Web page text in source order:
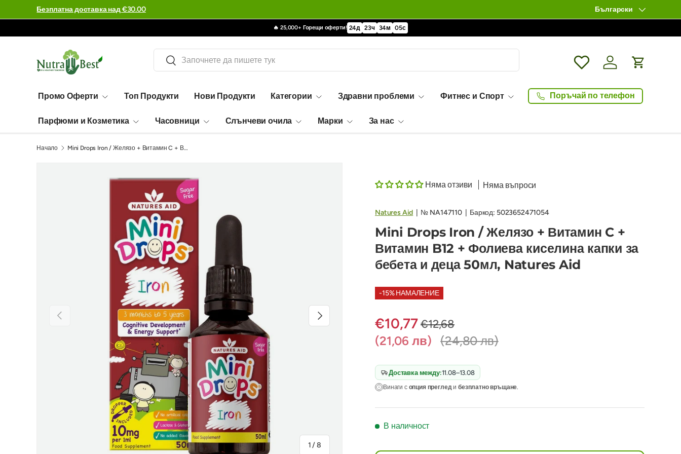
Огромен избор - 99,995 артикула Език
Български
🔥 25,000+ Горещи оферти! 24д 23ч 34м 04с
Търсене
Търсене
WishlistВлизане / Log in
Количка
Промо Оферти Топ Продукти Нови Продукти Категории Здравни проблеми Фитнес и Спорт
Парфюми и Козметика Часовници Слънчеви очила Марки За нас
Поръчай по телефон
Начало Mini Drops Iron / Желязо + Витамин C + Витамин B12 + Фолиева киселина капки за бебета и деца 50мл, Natures Aid
Предишен
1 /на
8
Следваща
Няма отзиви Няма въпроси
Natures Aid № NA147110 Баркод: 5023652471054
Mini Drops Iron / Желязо + Витамин C +
Витамин B12 + Фолиева киселина капки за
бебета и деца 50мл, Natures Aid
-15% НАМАЛЕНИЕ
€10,77€12,68
(21,06 лв) (24,80 лв)
Доставка между:11.08–13.08
Винаги с опция прегледибезплатно връщане.
В наличност